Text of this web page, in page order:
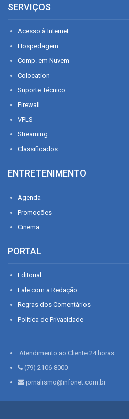
SERVIÇOS
Acesso à Internet
Hospedagem
Comp. em Nuvem
Colocation
Suporte Técnico
Firewall
VPLS
Streaming
Classificados
ENTRETENIMENTO
Agenda
Promoções
Cinema
PORTAL
Editorial
Fale com a Redação
Regras dos Comentários
Política de Privacidade
Atendimento ao Cliente 24 horas:
(79) 2106-8000
jornalismo@infonet.com.br